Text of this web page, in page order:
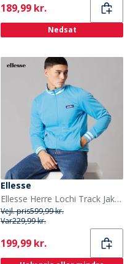
Current
189,99 kr.
Nedsat
Ellesse
Ellesse Herre Lochi Track Jakke Blå
Vejl. pris599,99 kr.
Var229,99 kr.
Current
199,99 kr.